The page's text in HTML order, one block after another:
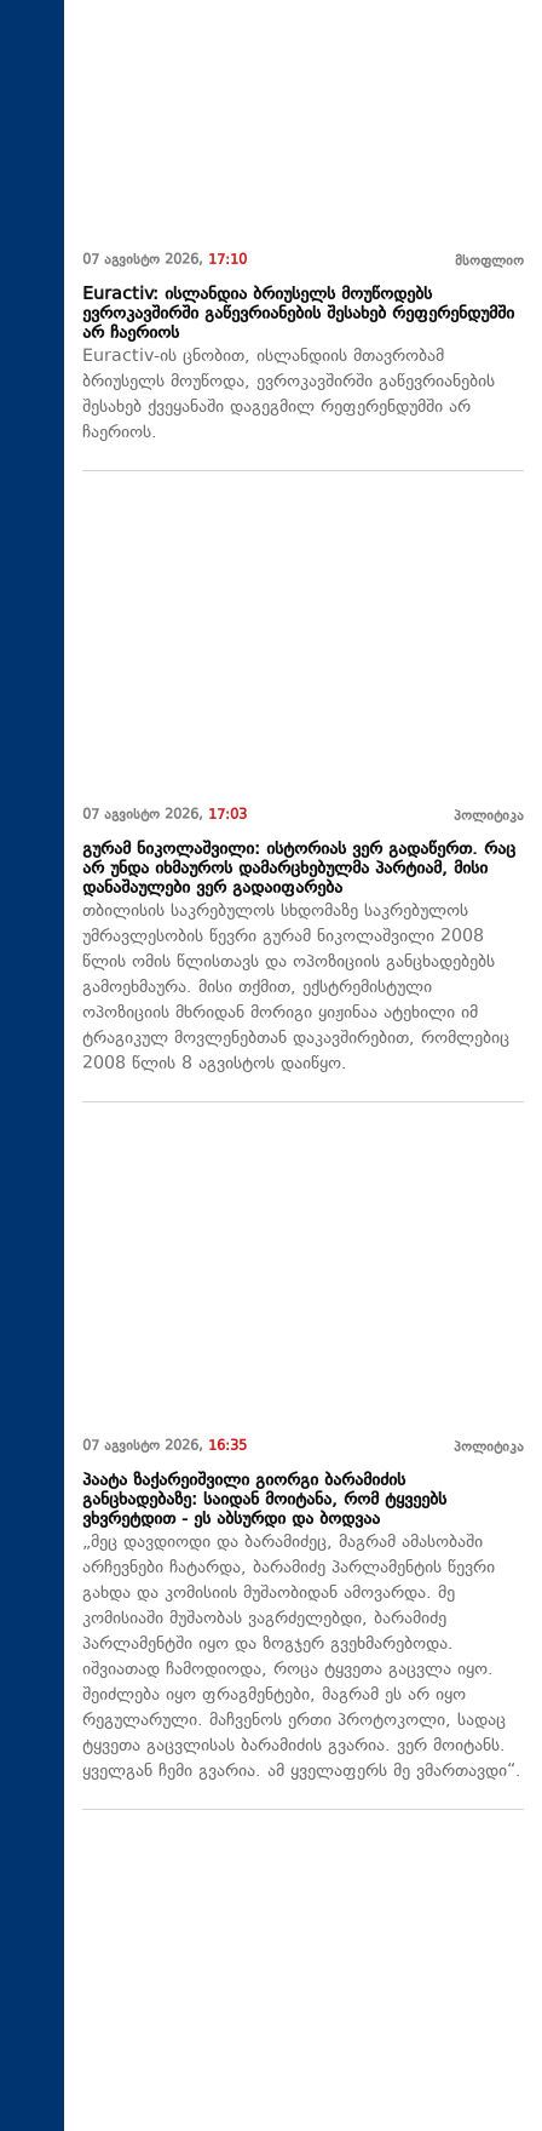
07 აგვისტო 2026, 17:10 მსოფლიო
Euractiv: ისლანდია ბრიუსელს მოუწოდებს
ევროკავშირში გაწევრიანების შესახებ რეფერენდუმში
არ ჩაერიოს
Euractiv-ის ცნობით, ისლანდიის მთავრობამ
ბრიუსელს მოუწოდა, ევროკავშირში გაწევრიანების
შესახებ ქვეყანაში დაგეგმილ რეფერენდუმში არ
ჩაერიოს.
07 აგვისტო 2026, 17:03 პოლიტიკა
გურამ ნიკოლაშვილი: ისტორიას ვერ გადაწერთ. რაც
არ უნდა იხმაუროს დამარცხებულმა პარტიამ, მისი
დანაშაულები ვერ გადაიფარება
თბილისის საკრებულოს სხდომაზე საკრებულოს
უმრავლესობის წევრი გურამ ნიკოლაშვილი 2008
წლის ომის წლისთავს და ოპოზიციის განცხადებებს
გამოეხმაურა. მისი თქმით, ექსტრემისტული
ოპოზიციის მხრიდან მორიგი ყიჟინაა ატეხილი იმ
ტრაგიკულ მოვლენებთან დაკავშირებით, რომლებიც
2008 წლის 8 აგვისტოს დაიწყო.
07 აგვისტო 2026, 16:35 პოლიტიკა
პაატა ზაქარეიშვილი გიორგი ბარამიძის
განცხადებაზე: საიდან მოიტანა, რომ ტყვეებს
ვხვრეტდით - ეს აბსურდი და ბოდვაა
„მეც დავდიოდი და ბარამიძეც, მაგრამ ამასობაში
არჩევნები ჩატარდა, ბარამიძე პარლამენტის წევრი
გახდა და კომისიის მუშაობიდან ამოვარდა. მე
კომისიაში მუშაობას ვაგრძელებდი, ბარამიძე
პარლამენტში იყო და ზოგჯერ გვეხმარებოდა.
იშვიათად ჩამოდიოდა, როცა ტყვეთა გაცვლა იყო.
შეიძლება იყო ფრაგმენტები, მაგრამ ეს არ იყო
რეგულარული. მაჩვენოს ერთი პროტოკოლი, სადაც
ტყვეთა გაცვლისას ბარამიძის გვარია. ვერ მოიტანს.
ყველგან ჩემი გვარია. ამ ყველაფერს მე ვმართავდი“.